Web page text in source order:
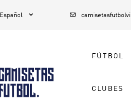
Español  
FÚTBOL
CLUBES